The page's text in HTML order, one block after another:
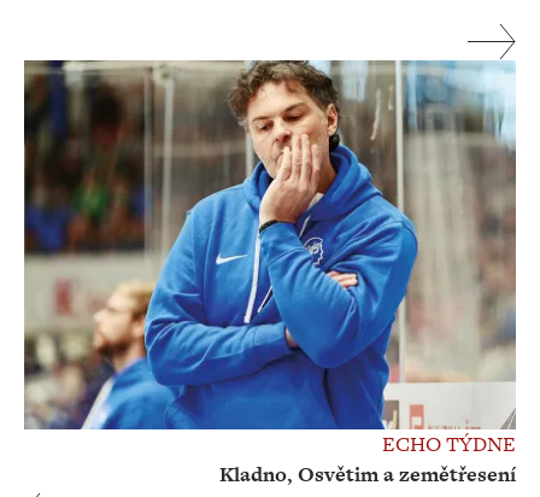
ECHO TÝDNE
Kladno, Osvětim a zemětřesení